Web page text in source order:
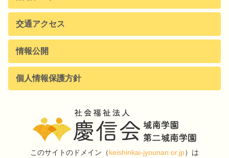
交通アクセス
情報公開
個人情報保護方針
このサイトのドメイン （keishinkai-jyounan.or.jp）は